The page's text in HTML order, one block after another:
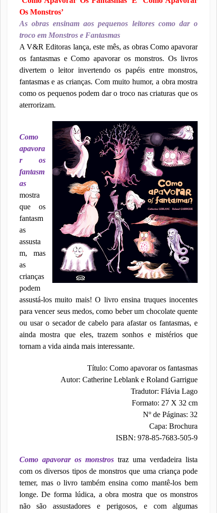
Os Monstros’
As obras ensinam aos pequenos leitores como dar o
troco em Monstros e Fantasmas
A V&R Editoras lança, este mês, as obras Como apavorar
os fantasmas e Como apavorar os monstros. Os livros
divertem o leitor invertendo os papéis entre monstros,
fantasmas e as crianças. Com muito humor, a obra mostra
como os pequenos podem dar o troco nas criaturas que os
aterrorizam.
Como
apavora
r os
fantasm
as
mostra
que os
fantasm
as
assusta
m, mas
as
crianças
podem
assustá-los muito mais! O livro ensina truques inocentes
para vencer seus medos, como beber um chocolate quente
ou usar o secador de cabelo para afastar os fantasmas, e
ainda mostra que eles, trazem sonhos e mistérios que
tornam a vida ainda mais interessante.
Título: Como apavorar os fantasmas
Autor: Catherine Leblank e Roland Garrigue
Tradutor: Flávia Lago
Formato: 27 X 32 cm
Nº de Páginas: 32
Capa: Brochura
ISBN: 978-85-7683-505-9
Como apavorar os monstrostraz uma verdadeira lista
com os diversos tipos de monstros que uma criança pode
temer, mas o livro também ensina como mantê-los bem
longe. De forma lúdica, a obra mostra que os monstros
não são assustadores e perigosos, e com algumas